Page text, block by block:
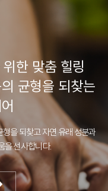
한 맞춤 힐링
균형을 되찾는
형을 되찾고자연 유래 성분과
을 선사합니다.